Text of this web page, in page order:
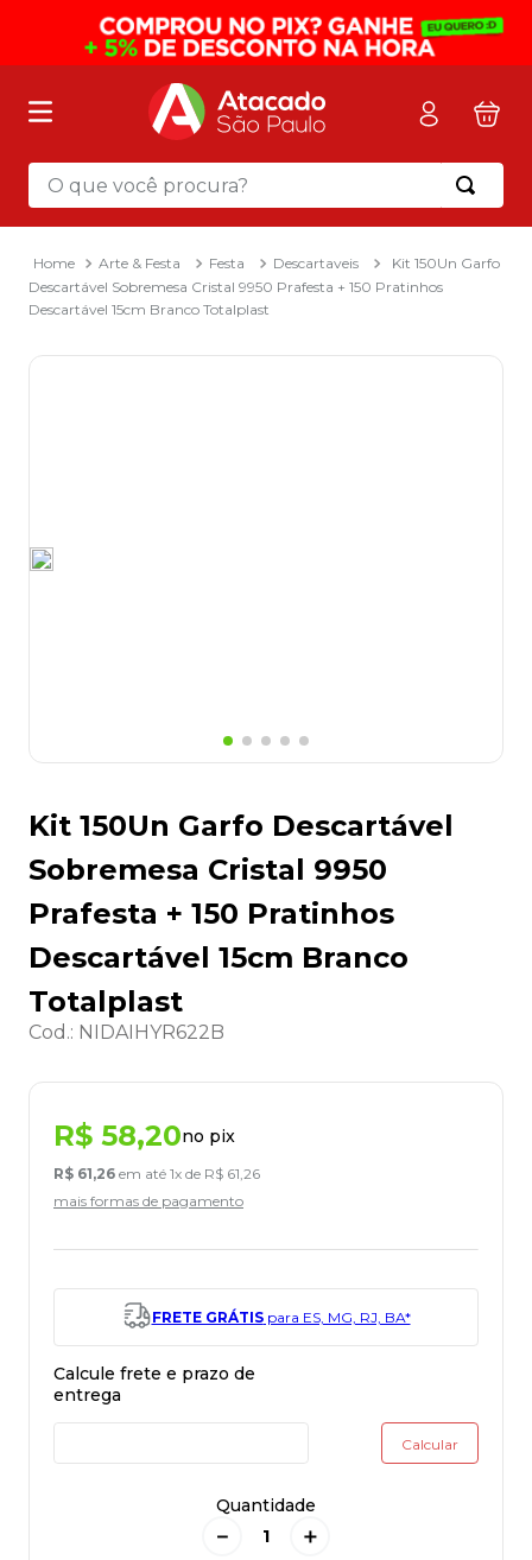
O que você procura?
Arte & Festa Festa Descartaveis
Kit 150Un Garfo
Descartável Sobremesa Cristal 9950 Prafesta + 150 Pratinhos
Descartável 15cm Branco Totalplast
Kit 150Un Garfo Descartável
Sobremesa Cristal 9950
Prafesta + 150 Pratinhos
Descartável 15cm Branco
Totalplast
Cod.: NIDAIHYR622B
R$ 58,20no pix
R$ 61,26 em até 1x de R$ 61,26
mais formas de pagamento
FRETE GRÁTISpara ES, MG, RJ, BA*
Quantidade
＋
－
Termos mais buscados
mochila
2º sacola
8